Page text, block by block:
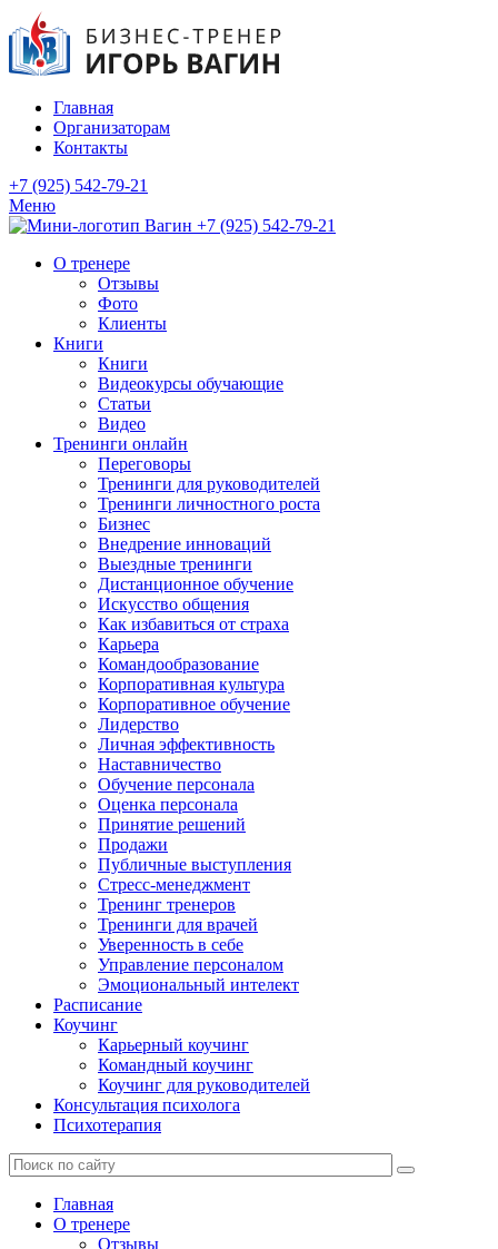
Главная
Организаторам
Контакты
+7 (925) 542-79-21
Меню
+7 (925) 542-79-21
О тренере
Отзывы
Фото
Клиенты
Книги
Книги
Видеокурсы обучающие
Статьи
Видео
Тренинги онлайн
Переговоры
Тренинги для руководителей
Тренинги личностного роста
Бизнес
Внедрение инноваций
Выездные тренинги
Дистанционное обучение
Искусство общения
Как избавиться от страха
Карьера
Командообразование
Корпоративная культура
Корпоративное обучение
Лидерство
Личная эффективность
Наставничество
Обучение персонала
Оценка персонала
Принятие решений
Продажи
Публичные выступления
Стресс-менеджмент
Тренинг тренеров
Тренинги для врачей
Уверенность в себе
Управление персоналом
Эмоциональный интелект
Расписание
Коучинг
Карьерный коучинг
Командный коучинг
Коучинг для руководителей
Консультация психолога
Психотерапия
Главная
О тренере
Отзывы